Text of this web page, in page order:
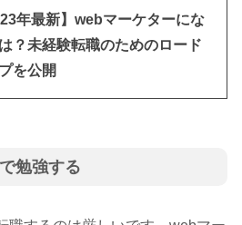
年最新】webマーケターにな
？未経験転職のためのロード
を公開
勉強する